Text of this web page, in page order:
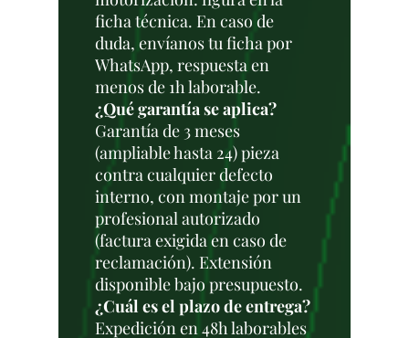
ficha técnica. En caso de
duda, envíanos tu ficha por
WhatsApp, respuesta en
menos de 1h laborable.
¿Qué garantía se aplica?
Garantía de 3 meses
(ampliable hasta 24) pieza
contra cualquier defecto
interno, con montaje por un
profesional autorizado
(factura exigida en caso de
reclamación). Extensión
disponible bajo presupuesto.
¿Cuál es el plazo de entrega?
Expedición en 48h laborables